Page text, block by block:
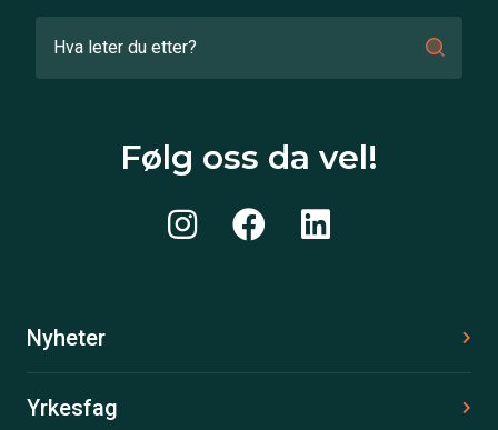
Følg oss da vel!
Nyheter
Yrkesfag